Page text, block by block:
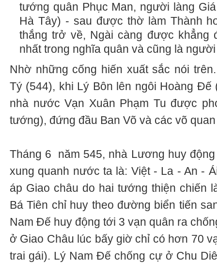
tướng quân Phục Man, người làng
Hà Tây) - sau được thờ làm Thành
thắng trở về, Ngài càng được khẳng
nhất trong nghĩa quân và cũng là
Nhờ những cống hiến xuất sắc nói
Tý (544), khi Lý Bôn lên ngôi Hoàng
nhà nước Vạn Xuân Phạm Tu được
tướng), đứng đầu Ban Võ và các võ
Tháng 6 năm 545, nhà Lương huy
xung quanh nước ta là: Việt - La - An -
áp Giao châu do hai tướng thiện chiến
Bá Tiên chỉ huy theo đường biển tiến
Nam Đế huy động tới 3 vạn quân ra
ở Giao Châu lúc bấy giờ chỉ có hơn 70
trai gái). Lý Nam Đế chống cự ở Chu